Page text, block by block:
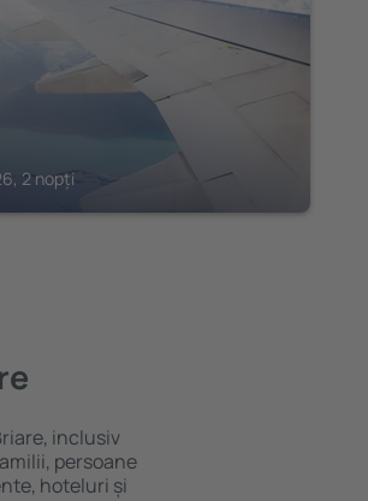
2 nopți
inclusiv
persoane
hoteluri și